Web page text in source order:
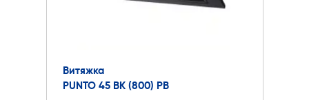
Витяжка
PUNTO 45 BK (800) PB